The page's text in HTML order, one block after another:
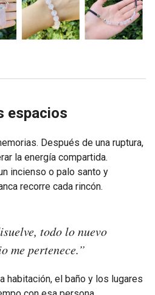
espacios
Después de una ruptura,
la energía compartida.
incienso o palo santo y
recorre cada rincón.
todo lo nuevo
me pertenece.”
habitación, el baño y los lugares